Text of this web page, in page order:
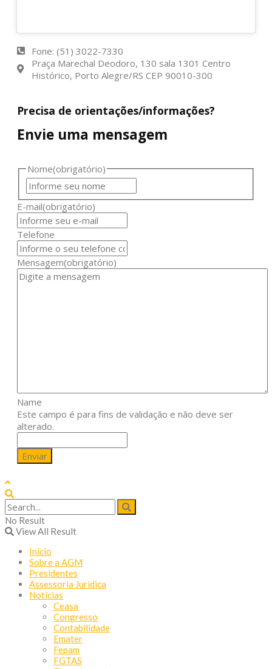
Fone: (51) 3022-7330
Praça Marechal Deodoro, 130 sala 1301 Centro
Histórico, Porto Alegre/RS CEP 90010-300
Precisa de orientações/informações?
Envie uma mensagem
Nome(obrigatório)
E-mail(obrigatório)
Telefone
Mensagem(obrigatório)
Name
Este campo é para fins de validação e não deve ser
alterado.
No Result
View All Result
Início
Sobre a AGM
Presidentes
Assessoria Jurídica
Notícias
Ceasa
Congresso
Contabilidade
Emater
Fepam
FGTAS